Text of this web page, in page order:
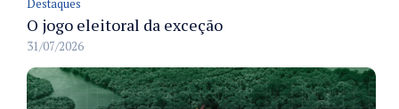
Destaques
O jogo eleitoral da exceção
31/07/2026